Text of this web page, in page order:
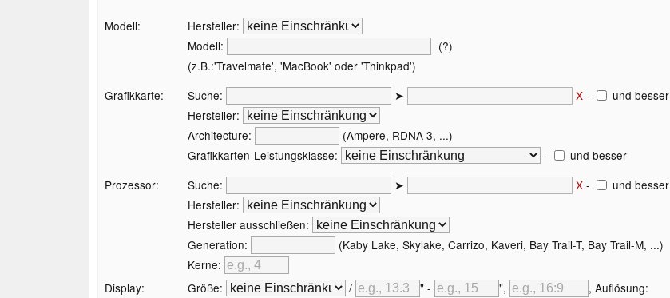
Modell:
Hersteller:
Modell:
(?)
(z.B.:'Travelmate', 'MacBook' oder 'Thinkpad')
Grafikkarte:
Suche: ➤ X -
und besser
Hersteller:
Architecture:
(Ampere, RDNA 3, ...)
Grafikkarten-Leistungsklasse:
-
und besser
Prozessor:
Suche: ➤ X -
und besser
Hersteller:
Hersteller ausschließen:
Generation:
(Kaby Lake, Skylake, Carrizo, Kaveri, Bay Trail-T, Bay Trail-M, ...)
Kerne:
Display:
Größe: / " - ",
, Auflösung: